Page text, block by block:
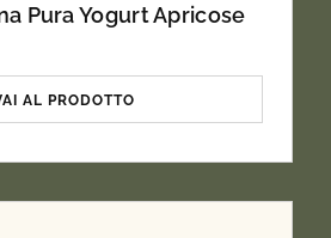
Pura Yogurt Apricose
AL PRODOTTO